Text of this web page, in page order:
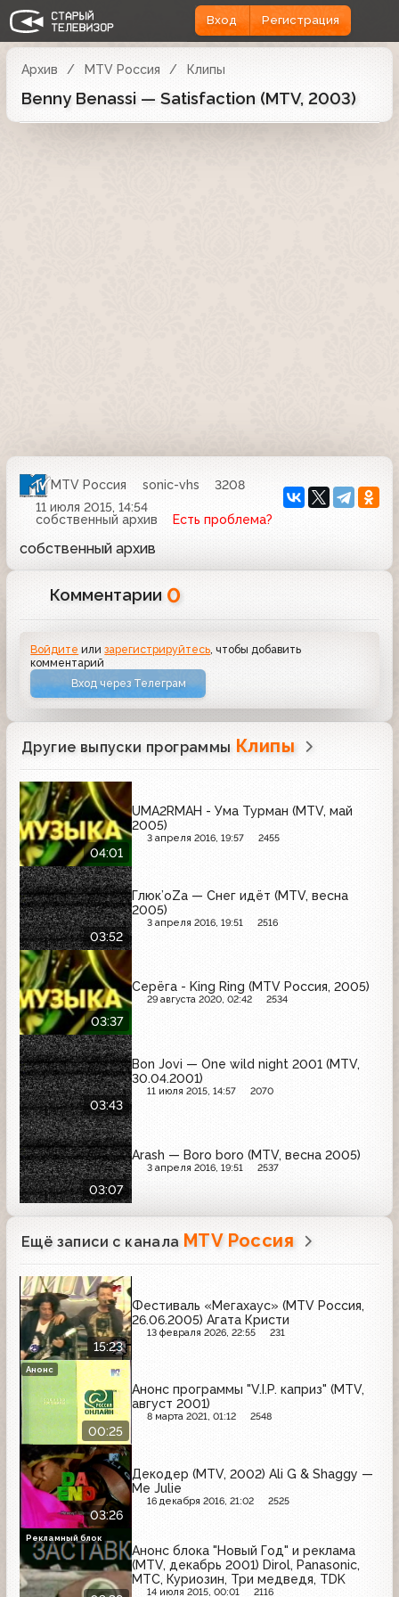
Вход Регистрация
Архив MTV Россия Клипы
Benny Benassi — Satisfaction (MTV, 2003)
MTV Россия sonic-vhs
3208
11 июля 2015, 14:54
собственный архив
Есть проблема?
собственный архив
Комментарии 0
Войдите илизарегистрируйтесь , чтобы добавить
комментарий
Вход через Телеграм
Другие выпуски программы Клипы
04:01
UMA2RMAH - Ума Турман (MTV, май
2005)
3 апреля 2016, 19:57 2455
03:52
Глюк’oZa — Снег идёт (MTV, весна
2005)
3 апреля 2016, 19:51 2516
03:37
Серёга - King Ring (MTV Россия, 2005)
29 августа 2020, 02:42 2534
03:43
Bon Jovi — One wild night 2001 (MTV,
30.04.2001)
11 июля 2015, 14:57 2070
03:07
Arash — Boro boro (MTV, весна 2005)
3 апреля 2016, 19:51 2537
Ещё записи с канала MTV Россия
15:23
Фестиваль «Мегахаус» (MTV Россия,
26.06.2005) Агата Кристи
13 февраля 2026, 22:55 231
00:25
Анонс программы "V.I.P. каприз" (MTV,
август 2001)
8 марта 2021, 01:12 2548
Анонс
03:26
Декодер (MTV, 2002) Ali G & Shaggy —
Me Julie
16 декабря 2016, 21:02 2525
Анонс блока "Новый Год" и реклама
(MTV, декабрь 2001) Dirol, Panasonic,
МТС, Куриозин, Три медведя, TDK
14 июля 2015, 00:01 2116
Рекламный блок